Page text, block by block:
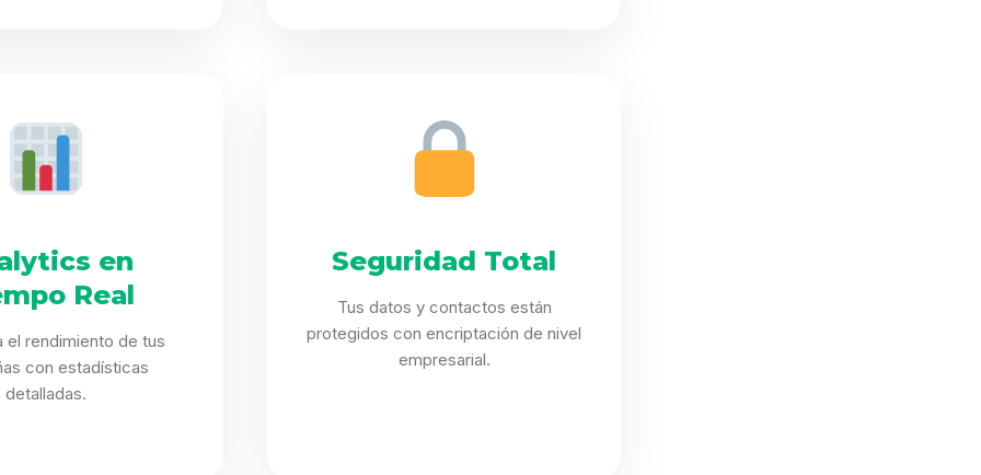
en
Real
el rendimiento de tus
con estadísticas
detalladas.
Seguridad Total
Tus datos y contactos están
protegidos con encriptación de nivel
empresarial.